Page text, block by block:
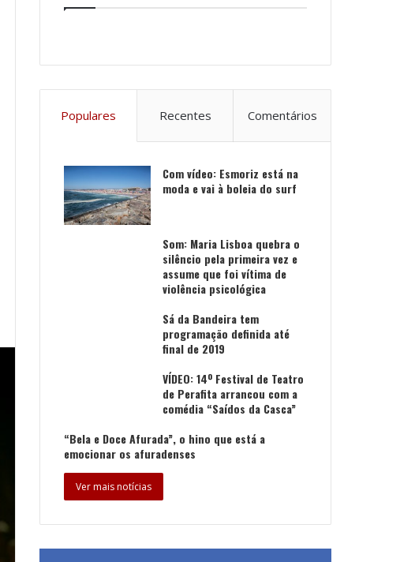
Populares Recentes Comentários
Com vídeo: Esmoriz está na
moda e vai à boleia do surf
Som: Maria Lisboa quebra o
silêncio pela primeira vez e
assume que foi vítima de
violência psicológica
Sá da Bandeira tem
programação definida até
final de 2019
VÍDEO: 14º Festival de Teatro
de Perafita arrancou com a
comédia “Saídos da Casca”
“Bela e Doce Afurada”, o hino que está a
emocionar os afuradenses
Ver mais notícias